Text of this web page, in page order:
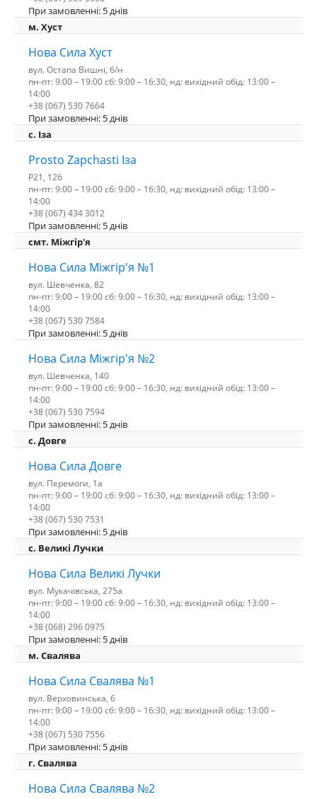
При замовленні: 5 днів
м. Хуст
Нова Сила Хуст
вул. Остапа Вишні, б/н
пн-пт: 9:00 – 19:00 сб: 9:00 – 16:30, нд: вихідний обід: 13:00 –
14:00
+38 (067) 530 7664
При замовленні: 5 днів
c. Іза
Prosto Zapchasti Іза
P21, 126
пн-пт: 9:00 – 19:00 сб: 9:00 – 16:30, нд: вихідний обід: 13:00 –
14:00
+38 (067) 434 3012
При замовленні: 5 днів
смт. Міжгір'я
Нова Сила Міжгір'я №1
вул. Шевченка, 82
пн-пт: 9:00 – 19:00 сб: 9:00 – 16:30, нд: вихідний обід: 13:00 –
14:00
+38 (067) 530 7584
При замовленні: 5 днів
Нова Сила Міжгір'я №2
вул. Шевченка, 140
пн-пт: 9:00 – 19:00 сб: 9:00 – 16:30, нд: вихідний обід: 13:00 –
14:00
+38 (067) 530 7594
При замовленні: 5 днів
с. Довге
Нова Сила Довге
вул. Перемоги, 1а
пн-пт: 9:00 – 19:00 сб: 9:00 – 16:30, нд: вихідний обід: 13:00 –
14:00
+38 (067) 530 7531
При замовленні: 5 днів
c. Великі Лучки
Нова Сила Великі Лучки
вул. Мукачівська, 275а
пн-пт: 9:00 – 19:00 сб: 9:00 – 16:30, нд: вихідний обід: 13:00 –
14:00
+38 (068) 296 0975
При замовленні: 5 днів
м. Свалява
Нова Сила Свалява №1
вул. Верховинська, 6
пн-пт: 9:00 – 19:00 сб: 9:00 – 16:30, нд: вихідний обід: 13:00 –
14:00
+38 (067) 530 7556
При замовленні: 5 днів
г. Свалява
Нова Сила Свалява №2